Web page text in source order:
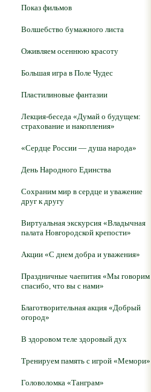
Показ фильмов
Волшебство бумажного листа
Оживляем осеннюю красоту
Большая игра в Поле Чудес
Пластилиновые фантазии
Лекция-беседа «Думай о будущем:
страхование и накопления»
«Сердце России — душа народа»
День Народного Единства
Сохраним мир в сердце и уважение
друг к другу
Виртуальная экскурсия «Владычная
палата Новгородской крепости»
Акции «С днем добра и уважения»
Праздничные чаепития «Мы говорим
спасибо, что вы с нами»
Благотворительная акция «Добрый
огород»
В здоровом теле здоровый дух
Тренируем память с игрой «Мемори»
Головоломка «Танграм»